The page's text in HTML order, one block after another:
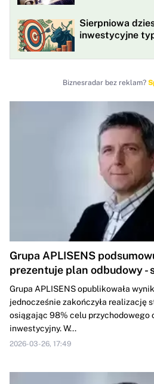
Sierpniowa
inwestycyjne
Biznesradar bez reklam?
Grupa APLISENS
prezentuje plan odbudowy
Grupa APLISENS opublikowała
jednocześnie zakończyła realizację
osiągając 98% celu przychodowego
inwestycyjny. W...
2026-03-26, 17:49